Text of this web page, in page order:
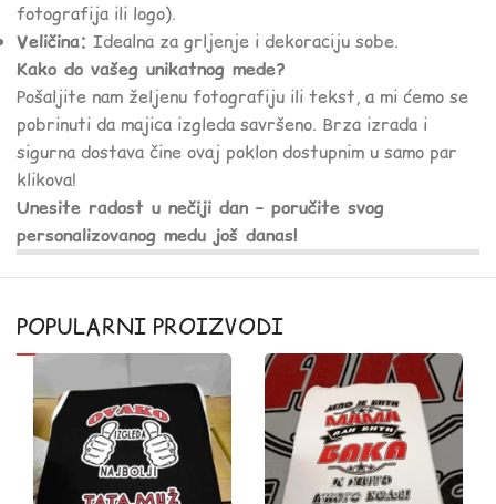
fotografija ili logo).
Veličina: Idealna za grljenje i dekoraciju sobe.
Kako do vašeg unikatnog mede?
Pošaljite nam željenu fotografiju ili tekst, a mi ćemo se
pobrinuti da majica izgleda savršeno. Brza izrada i
sigurna dostava čine ovaj poklon dostupnim u samo par
klikova!
Unesite radost u nečiji dan – poručite svog
personalizovanog medu još danas!
POPULARNI PROIZVODI